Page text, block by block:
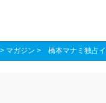
> マガジン > 橋本マナミ独占